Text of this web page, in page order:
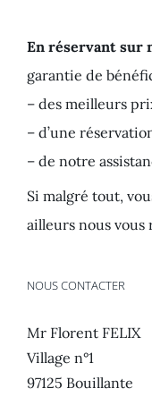
En réservant sur
garantie de
– des meilleurs
– d’une
– de notre
Si malgré tout,
ailleurs nous vous
NOUS CONTACTER
Mr Florent FELIX
Village n°1
97125 Bouillante